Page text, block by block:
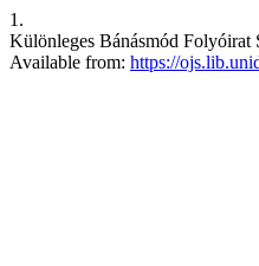
1.
Különleges Bánásmód
Available from: https://